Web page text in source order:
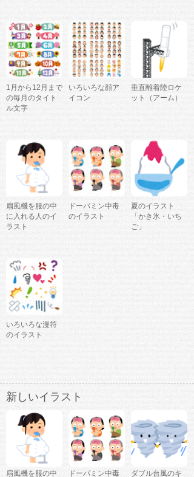
1月から12月まで
の毎月のタイト
ル文字
いろいろな顔ア
イコン
垂直離着陸ロケ
ット（アーム）
扇風機を服の中
に入れる人のイ
ラスト
ドーパミン中毒
のイラスト
夏のイラスト
「かき氷・いち
ご」
いろいろな漫符
のイラスト
新しいイラスト
扇風機を服の中 ドーパミン中毒 ダブル台風のキ